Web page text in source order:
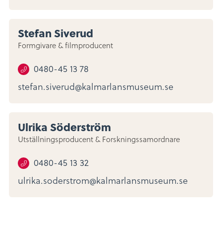
Stefan Siverud
Formgivare & filmproducent
0480-45 13 78
stefan.siverud@kalmarlansmuseum.se
Ulrika Söderström
Utställningsproducent & Forskningssamordnare
0480-45 13 32
ulrika.soderstrom@kalmarlansmuseum.se